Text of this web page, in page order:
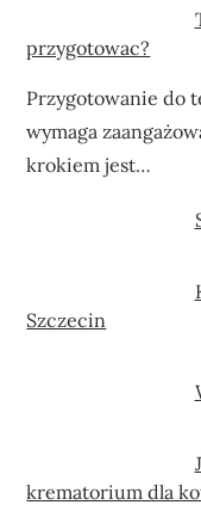
przygotowac?
Przygotowanie do
wymaga
krokiem jest…
Szczecin
krematorium dla